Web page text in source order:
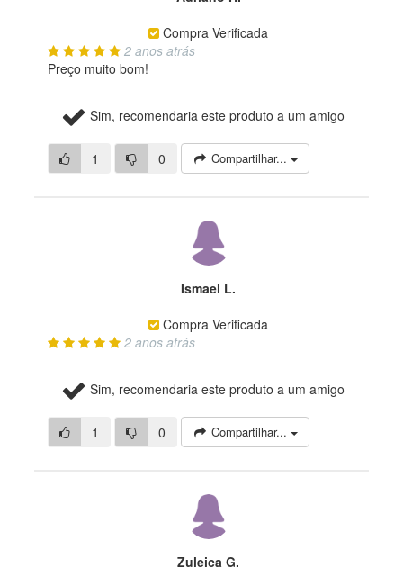
Compra Verificada
2 anos atrás
Preço muito bom!
Sim, recomendaria este produto a um amigo
1 0 Compartilhar...
Ismael L.
Compra Verificada
2 anos atrás
Sim, recomendaria este produto a um amigo
1 0 Compartilhar...
Zuleica G.